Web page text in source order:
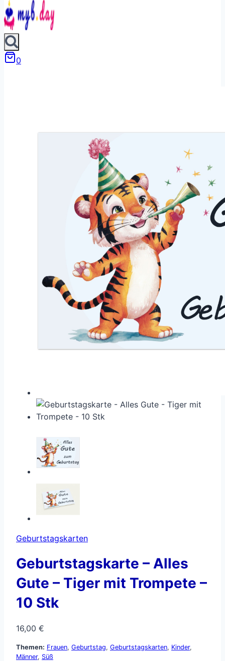
0
Geburtstagskarten
Geburtstagskarte – Alles
Gute – Tiger mit Trompete –
10 Stk
16,00 €
Themen: Frauen, Geburtstag, Geburtstagskarten, Kinder,
Männer, Süß